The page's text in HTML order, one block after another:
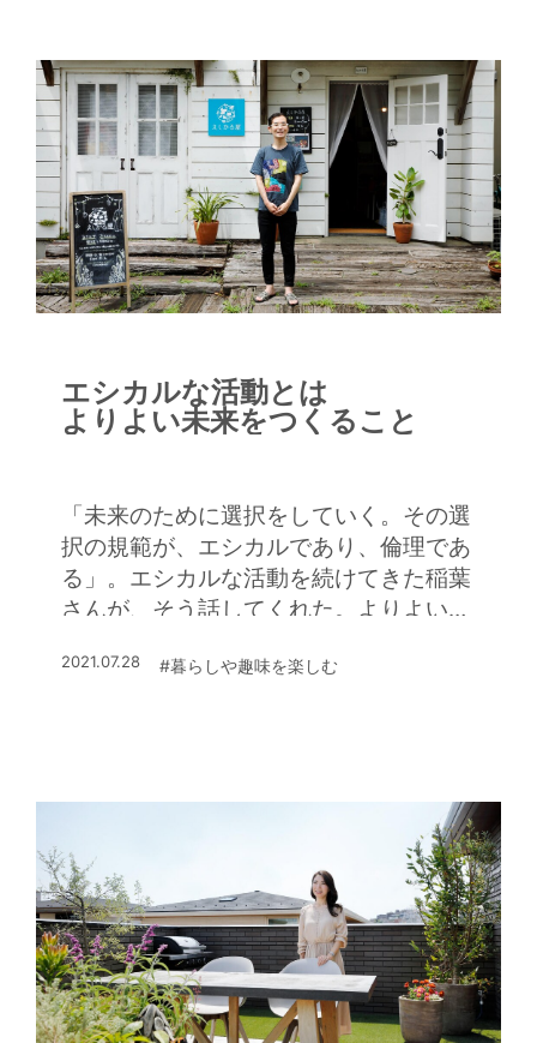
ました」と語ります。 庭と一体につな
がる別荘のようなお住まいは、Tさまの
イメージ通り。リビングは天井まである
大開口の窓が二面に連なり、庭の景色が
ダイナミックに広がります。LDKへの入
口近くの天井をあえて低くし、途中から
高天井に切り替えることで、視覚的にい
っそうの広がりを感じる効果を生み出し
たのも見どころです。グレー、ウォール
テリアが、洗練された美しさの中にも心
やすらぐ落ち着きを醸し出しています。
ご夫妻は想像以上の開放感に大満足のご
屋内から外まで天井がひと続きに延びて
いるように見えて、「緑や空と一緒に暮
らしているような感覚が味わえる」とお
喜びです。「床は滑りにくいタイル張り
リビングから芝生の庭に飛び出して楽し
と過ごす心豊かな日々を満喫されていま
す。
エシカルな活動とは
よりよい未来をつくること
「未来のために選択をしていく。その選
択の規範が、エシカルであり、倫理であ
る」。エシカルな活動を続けてきた稲葉
さんが、そう話してくれた。よりよい未
2021.07.28 #暮らしや趣味を楽しむ